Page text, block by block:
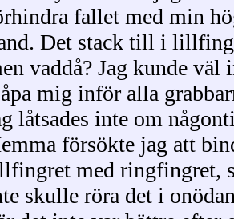
fallet med min
Det stack till i
vaddå? Jag kunde väl
mig inför alla
låtsades inte om
försökte jag att
med ringfingret,
skulle röra det i